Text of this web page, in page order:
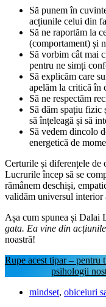
Să punem în
acțiunile celui din
Să ne raportăm la
(comportament) și
Să vorbim cât mai
pentru ne simți
Să explicăm care
apelăm la critică în
Să ne respectăm
Să dăm spațiu fizic
să înțeleagă și să
Să vedem dincolo
energetică de
Certurile și diferențele de
Lucrurile încep să se
rămânem deschiși,
validăm universul interior
Așa cum spunea și Dalai
gata. Ea vine din
noastră!
Rupe acest tipar – pentru
psihologii
mindset, obiceiuri